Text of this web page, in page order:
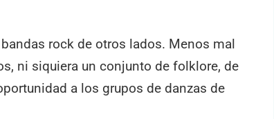
rock de otros lados. Menos mal
ni siquiera un conjunto de folklore, de
a los grupos de danzas de